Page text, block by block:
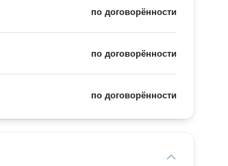
по договорённости
по договорённости
по договорённости